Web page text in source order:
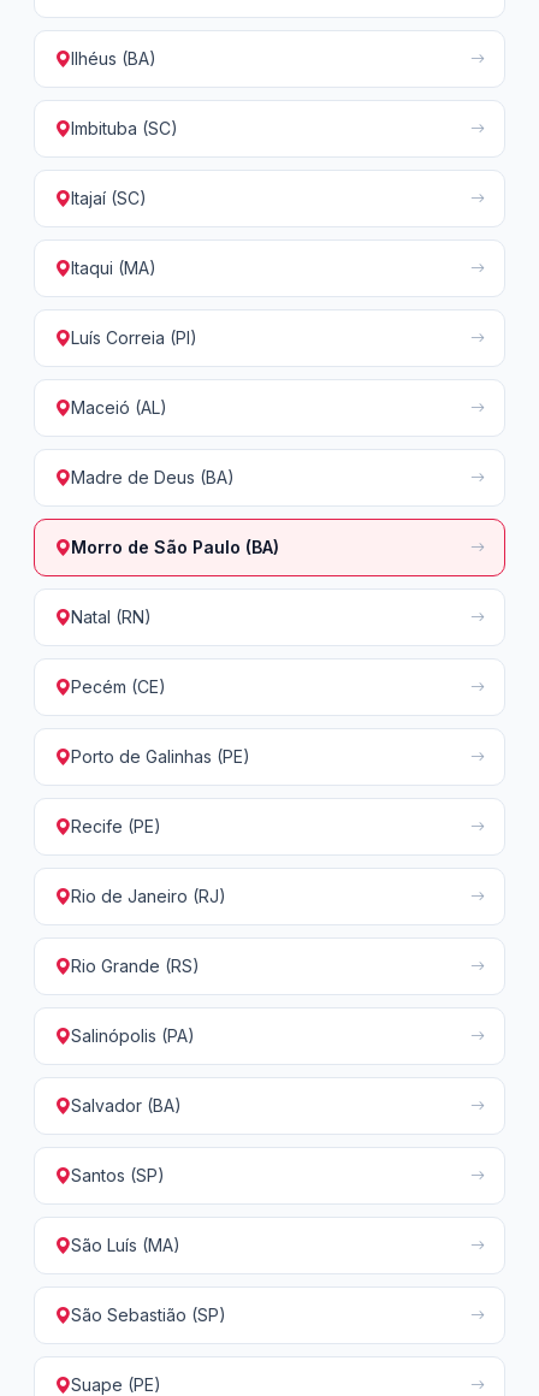
Ilhéus (BA)
Imbituba (SC)
Itajaí (SC)
Itaqui (MA)
Luís Correia (PI)
Maceió (AL)
Madre de Deus (BA)
Morro de São Paulo (BA)
Natal (RN)
Pecém (CE)
Porto de Galinhas (PE)
Recife (PE)
Rio de Janeiro (RJ)
Rio Grande (RS)
Salinópolis (PA)
Salvador (BA)
Santos (SP)
São Luís (MA)
São Sebastião (SP)
Suape (PE)